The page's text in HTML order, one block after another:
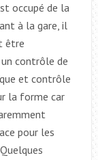
occupé de la
à la gare, il
être
un contrôle de
et contrôle
la forme car
pour les